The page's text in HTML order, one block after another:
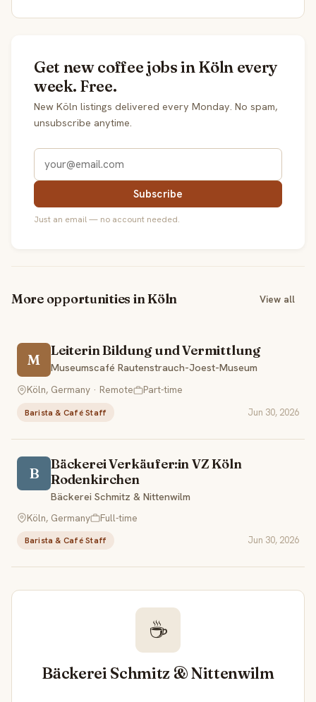
Get new coffee jobs in Köln every
week. Free.
New Köln listings delivered every Monday. No spam,
unsubscribe anytime.
Subscribe
Just an email — no account needed.
More opportunities in Köln View all
M
Leiterin Bildung und Vermittlung
Museumscafé Rautenstrauch-Joest-Museum
Köln, Germany · Remote
Part-time
Barista & Café Staff Jun 30, 2026
B
Bäckerei Verkäufer:in VZ Köln
Rodenkirchen
Bäckerei Schmitz & Nittenwilm
Köln, Germany
Full-time
Barista & Café Staff Jun 30, 2026
☕
Bäckerei Schmitz & Nittenwilm